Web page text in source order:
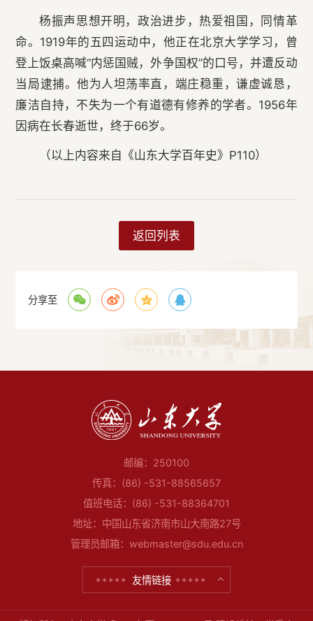
杨振声思想开明，政治进步，热爱祖国，同情革
命。1919年的五四运动中，他正在北京大学学习，曾
登上饭桌高喊“内惩国贼，外争国权”的口号，并遭反动
当局逮捕。他为人坦荡率直，端庄稳重，谦虚诚恳，
廉洁自持，不失为一个有道德有修养的学者。1956年
因病在长春逝世，终于66岁。
（以上内容来自《山东大学百年史》P110）
返回列表
分享至
邮编：250100
传真：(86) -531-88565657
值班电话：(86) -531-88364701
地址：中国山东省济南市山大南路27号
管理员邮箱：webmaster@sdu.edu.cn
友情链接